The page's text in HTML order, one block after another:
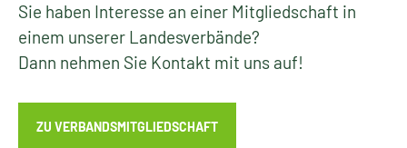
Sie haben Interesse an einer Mitgliedschaft in
einem unserer Landesverbände?
Dann nehmen Sie Kontakt mit uns auf!
ZU VERBANDSMITGLIEDSCHAFT